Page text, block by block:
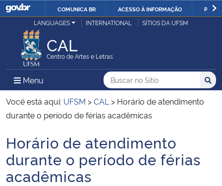
IR
COMUNICA BR ACESSO À INFORMAÇÃO
Ministério da Justiça e Segurança Pública
Ministério da Defesa
Ministério das Relações Exteriores
Ministério da Infraestrutura
Ministério da Agricultura, Pecuária e Abastecimento
LANGUAGES INTERNATIONAL SÍTIOS DA UFSM
CAL
Centro de Artes e Letras
Menu Menu Principal do Sítio
Busca
Buscar no no Sítio
Busca:
Você está aqui: UFSM >CAL > Horário de atendimento
durante o período de férias acadêmicas
Início do conteúdo
Horário de atendimento
durante o período de férias
acadêmicas